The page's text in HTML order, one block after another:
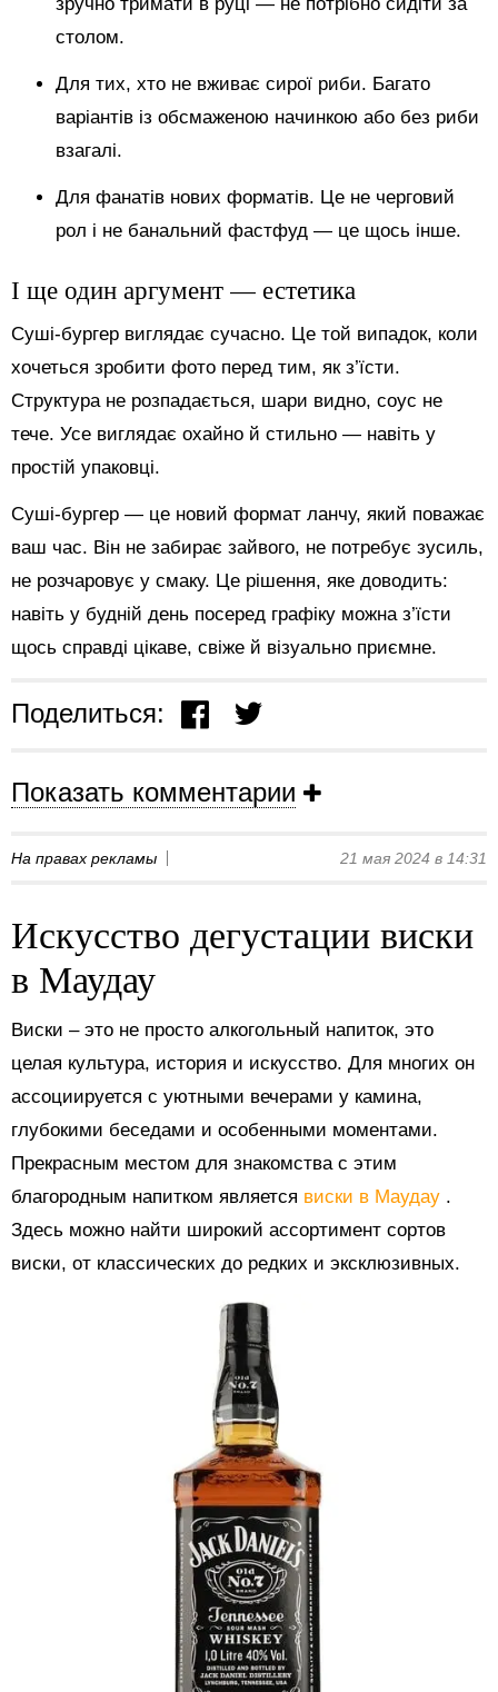
столом.
Для тих, хто не вживає сирої риби. Багато
варіантів із обсмаженою начинкою або без риби
взагалі.
Для фанатів нових форматів. Це не черговий
рол і не банальний фастфуд — це щось інше.
І ще один аргумент — естетика
Суші-бургер виглядає сучасно. Це той випадок, коли
хочеться зробити фото перед тим, як з’їсти.
Структура не розпадається, шари видно, соус не
тече. Усе виглядає охайно й стильно — навіть у
простій упаковці.
Суші-бургер — це новий формат ланчу, який поважає
ваш час. Він не забирає зайвого, не потребує зусиль,
не розчаровує у смаку. Це рішення, яке доводить:
навіть у будній день посеред графіку можна з’їсти
щось справді цікаве, свіже й візуально приємне.
Поделиться:
Показать комментарии
На правах рекламы 21 мая 2024 в 14:31
Искусство дегустации виски
в Маудау
Виски – это не просто алкогольный напиток, это
целая культура, история и искусство. Для многих он
ассоциируется с уютными вечерами у камина,
глубокими беседами и особенными моментами.
Прекрасным местом для знакомства с этим
благородным напитком является виски в Маудау .
Здесь можно найти широкий ассортимент сортов
виски, от классических до редких и эксклюзивных.